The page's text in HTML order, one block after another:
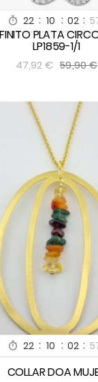
 22 : 10 : 02 :
 
PLATA
LP1859-1/1
47,92 € 59,90 €
 22 : 10 : 02 :
 
COLLAR DOA